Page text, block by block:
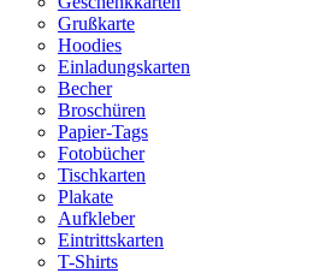
Grußkarte
Hoodies
Einladungskarten
Becher
Broschüren
Papier-Tags
Fotobücher
Tischkarten
Plakate
Aufkleber
Eintrittskarten
T-Shirts